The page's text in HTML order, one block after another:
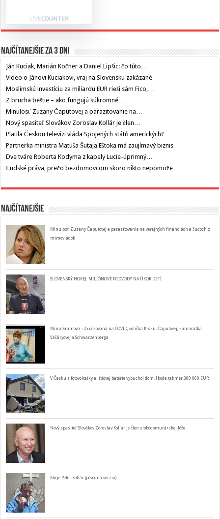
Najčítanejšie za 3 dni
Ján Kuciak, Marián Kočner a Daniel Lipšic: čo túto…
Video o Jánovi Kuciakovi, vraj na Slovensku zakázané
Moslimskú investíciu za miliardu EUR rieši sám Fico,…
Z brucha beštie – ako fungujú súkromné…
Minulosť Zuzany Čaputovej a parazitovanie na…
Nový spasiteľ Slovákov Zoroslav Kollár je člen…
Platila Českou televizi vláda Spojených států amerických?
Partnerka ministra Matúša Šutaja Eštoka má zaujímavý biznis
Dve tváre Roberta Kodyma z kapely Lucie-úprimný…
Ľudské práva, prečo bezdomovcom skoro nikto nepomože…
Najčítanejšie
Minulosť Zuzany Čaputovej a parazitovanie na verejných financiách a ľudoch z
mimovládok
SLOVENSKÝ HOKEJ: MILIÓNOVÉ PODVODY NA ÚKOR DETÍ
Mimi Šramová – 2x očkovaná na COVID, volička Kisku, Čaputovej, kamarátka
Vašáryovej a Schwarzenberga
V Česku z fotovoltaiky a lítiovej batérie vybuchol dom, škoda takmer 300 000 EUR
Nový spasiteľ Slovákov Zoroslav Kollár je člen slobodomurárskej lóže
Kto je Peter Kotlár (pôvodná verzia)